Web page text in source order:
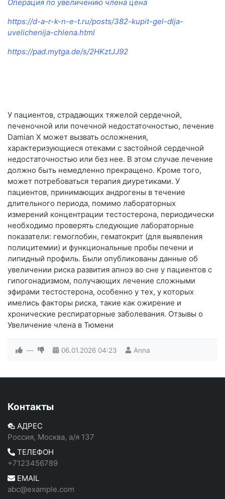
Операция по увеличению члена цена
https://d-a-r-k-n-e-t.ru/posts/382-kupit-gel-dlja-
uvelichenija-chlena.html
https://pad.mytga.de/s/2HKztJJ92
У пациентов, страдающих тяжелой сердечной,
печеночной или почечной недостаточностью, лечение
Damian X может вызвать осложнения,
характеризующиеся отеками с застойной сердечной
недостаточностью или без нее. В этом случае лечение
должно быть немедленно прекращено. Кроме того,
может потребоваться терапия диуретиками. У
пациентов, принимающих андрогены в течение
длительного периода, помимо лабораторных
измерений концентрации тестостерона, периодически
необходимо проверять следующие лабораторные
показатели: гемоглобин, гематокрит (для выявления
полицитемии) и функциональные пробы печени и
липидный профиль. Были опубликованы данные об
увеличении риска развития апноэ во сне у пациентов с
гипогонадизмом, получающих лечение сложными
эфирами тестостерона, особенно у тех, у которых
имелись факторы риска, такие как ожирение и
хронические респираторные заболевания. Отзывы о
Увеличение члена в Тюмени
— 06.01.2026 04:23 Anna
Контакты
АДРЕС
Россия, Москва, а/я 137
ТЕЛЕФОН
+7123456789
EMAIL
abc@example.com